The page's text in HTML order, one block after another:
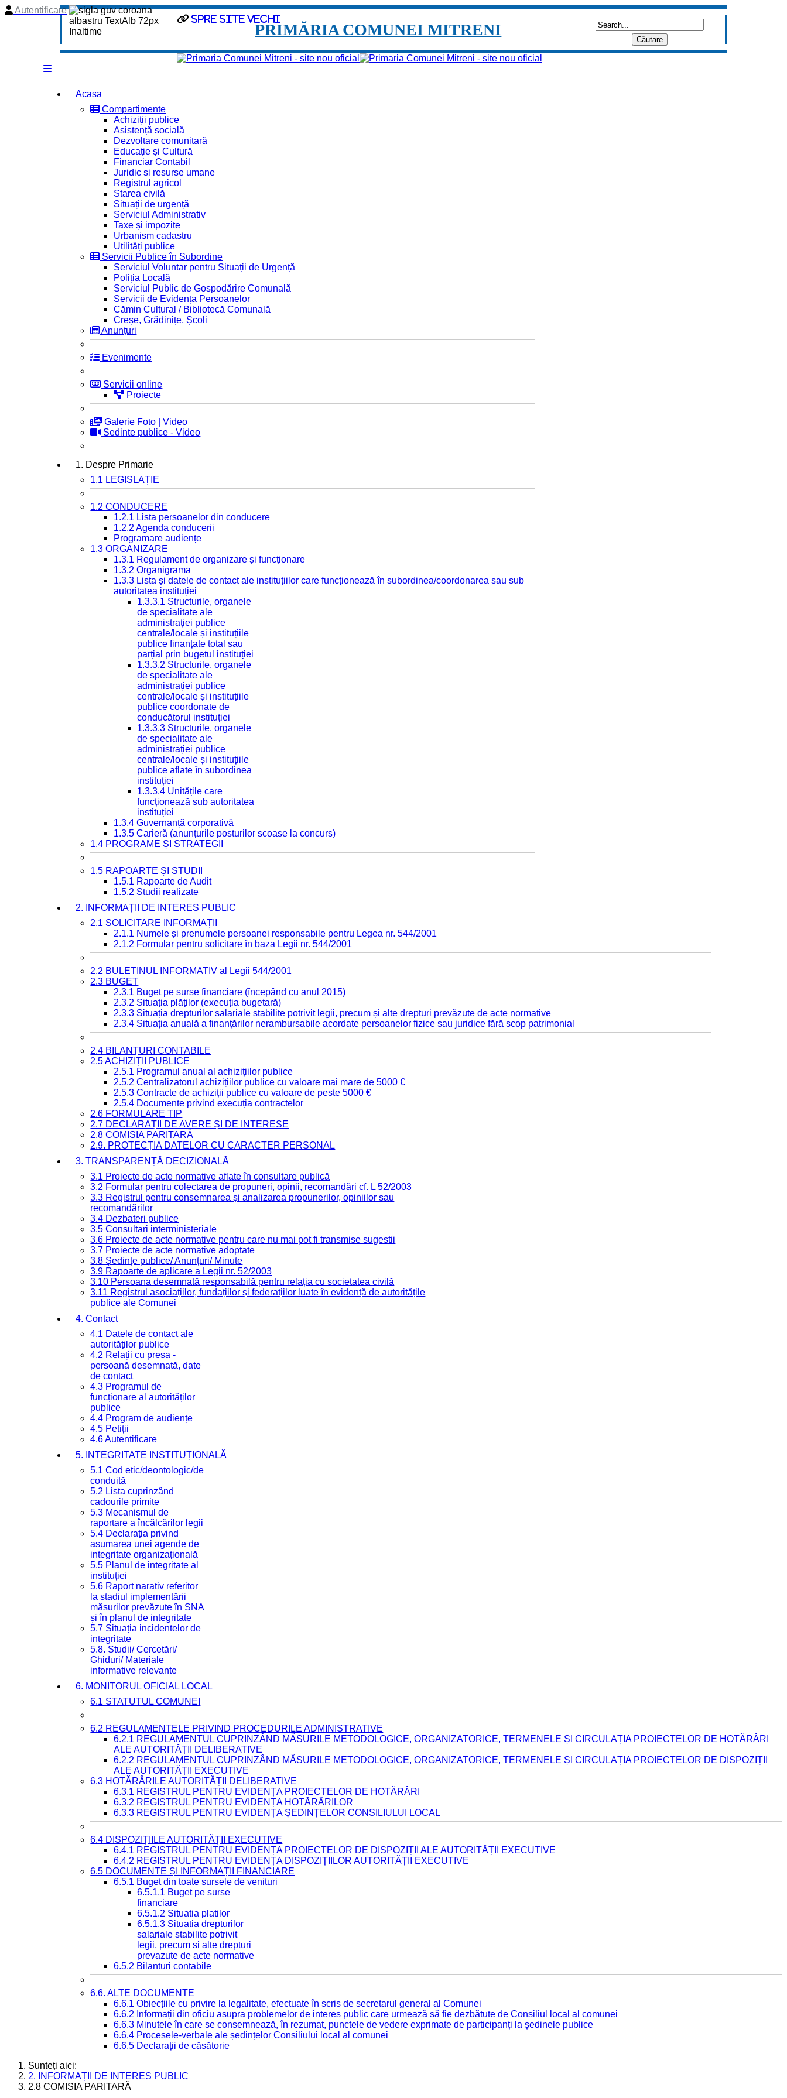
spre site vechi
Autentificare
PRIMĂRIA COMUNEI MITRENI
Acasa
Compartimente
Achiziții publice
Asistență socială
Dezvoltare comunitară
Educație și Cultură
Financiar Contabil
Juridic si resurse umane
Registrul agricol
Starea civilă
Situații de urgență
Serviciul Administrativ
Taxe și impozite
Urbanism cadastru
Utilități publice
Servicii Publice în Subordine
Serviciul Voluntar pentru Situații de Urgență
Poliția Locală
Serviciul Public de Gospodărire Comunală
Servicii de Evidența Persoanelor
Cămin Cultural / Bibliotecă Comunală
Creșe, Grădinițe, Școli
Anunțuri
Evenimente
Servicii online
Proiecte
Galerie Foto | Video
Sedinte publice - Video
1. Despre Primarie
1.1 LEGISLAȚIE
1.2 CONDUCERE
1.2.1 Lista persoanelor din conducere
1.2.2 Agenda conducerii
Programare audiențe
1.3 ORGANIZARE
1.3.1 Regulament de organizare și funcționare
1.3.2 Organigrama
1.3.3 Lista și datele de contact ale instituțiilor care funcționează în subordinea/coordonarea sau sub
autoritatea instituției
1.3.3.1 Structurile, organele
de specialitate ale
administrației publice
centrale/locale și instituțiile
publice finanțate total sau
parțial prin bugetul instituției
1.3.3.2 Structurile, organele
de specialitate ale
administrației publice
centrale/locale și instituțiile
publice coordonate de
conducătorul instituției
1.3.3.3 Structurile, organele
de specialitate ale
administrației publice
centrale/locale și instituțiile
publice aflate în subordinea
instituției
1.3.3.4 Unitățile care
funcționează sub autoritatea
instituției
1.3.4 Guvernanță corporativă
1.3.5 Carieră (anunțurile posturilor scoase la concurs)
1.4 PROGRAME ȘI STRATEGII
1.5 RAPOARTE ȘI STUDII
1.5.1 Rapoarte de Audit
1.5.2 Studii realizate
2. INFORMAȚII DE INTERES PUBLIC
2.1 SOLICITARE INFORMAȚII
2.1.1 Numele și prenumele persoanei responsabile pentru Legea nr. 544/2001
2.1.2 Formular pentru solicitare în baza Legii nr. 544/2001
2.2 BULETINUL INFORMATIV al Legii 544/2001
2.3 BUGET
2.3.1 Buget pe surse financiare (începând cu anul 2015)
2.3.2 Situația plăților (execuția bugetară)
2.3.3 Situația drepturilor salariale stabilite potrivit legii, precum și alte drepturi prevăzute de acte normative
2.3.4 Situația anuală a finanțărilor nerambursabile acordate persoanelor fizice sau juridice fără scop patrimonial
2.4 BILANȚURI CONTABILE
2.5 ACHIZIȚII PUBLICE
2.5.1 Programul anual al achizițiilor publice
2.5.2 Centralizatorul achizițiilor publice cu valoare mai mare de 5000 €
2.5.3 Contracte de achiziții publice cu valoare de peste 5000 €
2.5.4 Documente privind execuția contractelor
2.6 FORMULARE TIP
2.7 DECLARAȚII DE AVERE ȘI DE INTERESE
2.8 COMISIA PARITARĂ
2.9. PROTECȚIA DATELOR CU CARACTER PERSONAL
3. TRANSPARENȚĂ DECIZIONALĂ
3.1 Proiecte de acte normative aflate în consultare publică
3.2 Formular pentru colectarea de propuneri, opinii, recomandări cf. L 52/2003
3.3 Registrul pentru consemnarea și analizarea propunerilor, opiniilor sau
recomandărilor
3.4 Dezbateri publice
3.5 Consultari interministeriale
3.6 Proiecte de acte normative pentru care nu mai pot fi transmise sugestii
3.7 Proiecte de acte normative adoptate
3.8 Ședințe publice/ Anunțuri/ Minute
3.9 Rapoarte de aplicare a Legii nr. 52/2003
3.10 Persoana desemnată responsabilă pentru relația cu societatea civilă
3.11 Registrul asociațiilor, fundațiilor și federațiilor luate în evidență de autoritățile
publice ale Comunei
4. Contact
4.1 Datele de contact ale
autorităților publice
4.2 Relații cu presa -
persoană desemnată, date
de contact
4.3 Programul de
funcționare al autorităților
publice
4.4 Program de audiențe
4.5 Petiții
4.6 Autentificare
5. INTEGRITATE INSTITUȚIONALĂ
5.1 Cod etic/deontologic/de
conduită
5.2 Lista cuprinzând
cadourile primite
5.3 Mecanismul de
raportare a încălcărilor legii
5.4 Declarația privind
asumarea unei agende de
integritate organizațională
5.5 Planul de integritate al
instituției
5.6 Raport narativ referitor
la stadiul implementării
măsurilor prevăzute în SNA
și în planul de integritate
5.7 Situația incidentelor de
integritate
5.8. Studii/ Cercetări/
Ghiduri/ Materiale
informative relevante
6. MONITORUL OFICIAL LOCAL
6.1 STATUTUL COMUNEI
6.2 REGULAMENTELE PRIVIND PROCEDURILE ADMINISTRATIVE
6.2.1 REGULAMENTUL CUPRINZÂND MĂSURILE METODOLOGICE, ORGANIZATORICE, TERMENELE ȘI CIRCULAȚIA PROIECTELOR DE HOTĂRÂRI
ALE AUTORITĂȚII DELIBERATIVE
6.2.2 REGULAMENTUL CUPRINZÂND MĂSURILE METODOLOGICE, ORGANIZATORICE, TERMENELE ȘI CIRCULAȚIA PROIECTELOR DE DISPOZIȚII
ALE AUTORITĂȚII EXECUTIVE
6.3 HOTĂRÂRILE AUTORITĂȚII DELIBERATIVE
6.3.1 REGISTRUL PENTRU EVIDENȚA PROIECTELOR DE HOTĂRÂRI
6.3.2 REGISTRUL PENTRU EVIDENȚA HOTĂRÂRILOR
6.3.3 REGISTRUL PENTRU EVIDENȚA ȘEDINȚELOR CONSILIULUI LOCAL
6.4 DISPOZIȚIILE AUTORITĂȚII EXECUTIVE
6.4.1 REGISTRUL PENTRU EVIDENȚA PROIECTELOR DE DISPOZIȚII ALE AUTORITĂȚII EXECUTIVE
6.4.2 REGISTRUL PENTRU EVIDENȚA DISPOZIȚIILOR AUTORITĂȚII EXECUTIVE
6.5 DOCUMENTE ȘI INFORMAȚII FINANCIARE
6.5.1 Buget din toate sursele de venituri
6.5.1.1 Buget pe surse
financiare
6.5.1.2 Situatia platilor
6.5.1.3 Situatia drepturilor
salariale stabilite potrivit
legii, precum si alte drepturi
prevazute de acte normative
6.5.2 Bilanturi contabile
6.6. ALTE DOCUMENTE
6.6.1 Obiecțiile cu privire la legalitate, efectuate în scris de secretarul general al Comunei
6.6.2 Informații din oficiu asupra problemelor de interes public care urmează să fie dezbătute de Consiliul local al comunei
6.6.3 Minutele în care se consemnează, în rezumat, punctele de vedere exprimate de participanți la ședinele publice
6.6.4 Procesele-verbale ale ședințelor Consiliului local al comunei
6.6.5 Declarații de căsătorie
Sunteți aici:
2. INFORMAȚII DE INTERES PUBLIC
2.8 COMISIA PARITARĂ